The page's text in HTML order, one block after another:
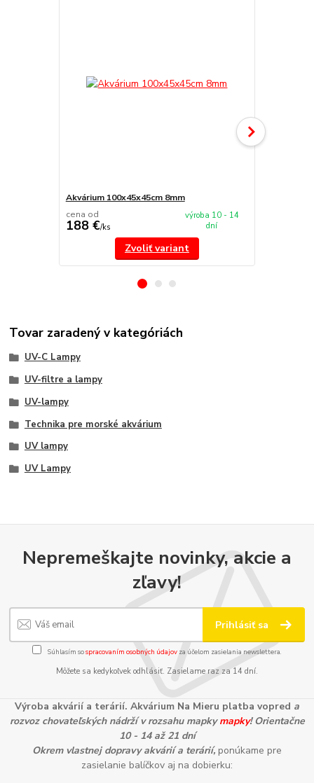
Akvárium 100x45x45cm 8mm
cena od
188 €/ks
výroba 10 - 14
dní
Zvoliť variant
Tovar zaradený v kategóriách
UV-C Lampy
UV-filtre a lampy
UV-lampy
Technika pre morské akvárium
UV lampy
UV Lampy
Nepremeškajte novinky, akcie a
zľavy!
Prihlásiť sa
Súhlasím sospracovaním osobných údajov za účelom zasielania newslettera.
Môžete sa kedykoľvek odhlásiť. Zasielame raz za 14 dní.
Výroba akvárií a terárií. Akvárium Na Mieru platba vopred a
rozvoz chovateľských nádrží v rozsahu mapkymapky! Orientačne
10 - 14 až 21 dní
Okrem vlastnej dopravy akvárií a terárií, ponúkame pre
zasielanie balíčkov aj na dobierku: